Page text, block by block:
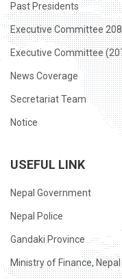
Past Presidents
Executive Committee
Executive Committee
News Coverage
Secretariat Team
Notice
USEFUL LINK
Nepal Government
Nepal Police
Gandaki Province
Ministry of Finance, Nepal